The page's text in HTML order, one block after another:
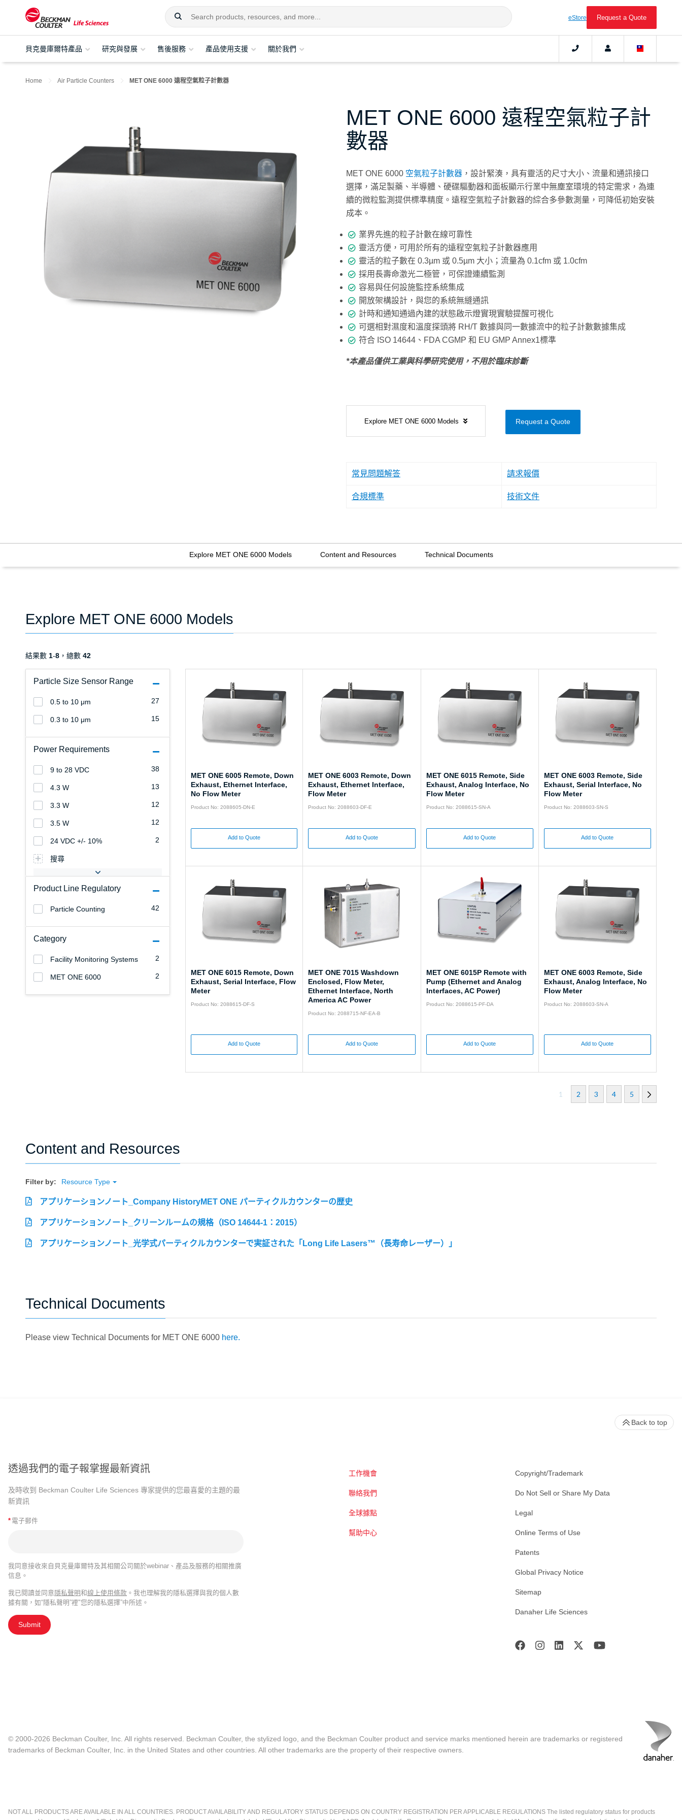
eStore Request a Quote
貝克曼庫爾特產品 研究與發展 售後服務 產品使用支援 關於我們
Home Air Particle Counters MET ONE 6000 遠程空氣粒子計數器
MET ONE 6000 遠程空氣粒子計
數器
MET ONE 6000 空氣粒子計數器 ，設計緊湊，具有靈活的尺寸大小、流量和通訊接口
選擇，滿足製藥、半導體、硬碟驅動器和面板顯示行業中無塵室環境的特定需求，為連
續的微粒監測提供標準精度。遠程空氣粒子計數器的綜合多參數測量，可降低初始安裝
成本。
業界先進的粒子計數在線可靠性
靈活方便，可用於所有的遠程空氣粒子計數器應用
靈活的粒子數在 0.3µm 或 0.5µm 大小；流量為 0.1cfm 或 1.0cfm
採用長壽命激光二極管，可保證連續監測
容易與任何設施監控系統集成
開放架構設計，與您的系統無縫通訊
計時和通知通過內建的狀態啟示燈實現實驗提醒可視化
可選相對濕度和溫度探頭將 RH/T 數據與同一數據流中的粒子計數數據集成
符合 ISO 14644、FDA CGMP 和 EU GMP Annex1標準
*本產品僅供工業與科學研究使用，不用於臨床診斷
Explore MET ONE 6000 Models Request a Quote
常見問題解答 請求報價
合規標準 技術文件
Explore MET ONE 6000 Models Content and Resources Technical Documents
Explore MET ONE 6000 Models
Particle Size Sensor Range
27
0.5 to 10 μm
15
0.3 to 10 μm
Power Requirements
38
9 to 28 VDC
13
4.3 W
12
3.3 W
12
3.5 W
2
24 VDC +/- 10%
搜尋
Product Line Regulatory
42
Particle Counting
Category
2
Facility Monitoring Systems
2
MET ONE 6000
結果數 1-8 ，總數 42
MET ONE 6005 Remote, Down
Exhaust, Ethernet Interface,
No Flow Meter
Product No: 2088605-DN-E
Add to Quote
MET ONE 6003 Remote, Down
Exhaust, Ethernet Interface,
Flow Meter
Product No: 2088603-DF-E
Add to Quote
MET ONE 6015 Remote, Side
Exhaust, Analog Interface, No
Flow Meter
Product No: 2088615-SN-A
Add to Quote
MET ONE 6003 Remote, Side
Exhaust, Serial Interface, No
Flow Meter
Product No: 2088603-SN-S
Add to Quote
MET ONE 6015 Remote, Down
Exhaust, Serial Interface, Flow
Meter
Product No: 2088615-DF-S
Add to Quote
MET ONE 7015 Washdown
Enclosed, Flow Meter,
Ethernet Interface, North
America AC Power
Product No: 2088715-NF-EA-B
Add to Quote
MET ONE 6015P Remote with
Pump (Ethernet and Analog
Interfaces, AC Power)
Product No: 2088615-PF-DA
Add to Quote
MET ONE 6003 Remote, Side
Exhaust, Analog Interface, No
Flow Meter
Product No: 2088603-SN-A
Add to Quote
1 2 3 4 5
Content and Resources
Filter by: Resource Type
アプリケーションノート_Company HistoryMET ONE パーティクルカウンターの歴史
アプリケーションノート_クリーンルームの規格（ISO 14644-1：2015）
アプリケーションノート_光学式パーティクルカウンターで実証された「Long Life Lasers™（長寿命レーザー）」
Technical Documents
Please view Technical Documents for MET ONE 6000 here.
透過我們的電子報掌握最新資訊
及時收到 Beckman Coulter Life Sciences 專家提供的您最喜愛的主題的最
新資訊
* 電子郵件
我同意接收來自貝克曼庫爾特及其相關公司關於webinar、產品及服務的相關推廣
信息。
我已閱讀並同意 隱私聲明和線上使用條款 。我也理解我的隱私選擇與我的個人數
據有關，如“隱私聲明”裡"您的隱私選擇”中所述。
Submit
工作機會
聯絡我們
全球據點
幫助中心
Copyright/Trademark
Do Not Sell or Share My Data
Legal
Online Terms of Use
Patents
Global Privacy Notice
Sitemap
Danaher Life Sciences
Back to top
© 2000-2026 Beckman Coulter, Inc. All rights reserved. Beckman Coulter, the stylized logo, and the Beckman Coulter product and service marks mentioned herein are trademarks or registered
trademarks of Beckman Coulter, Inc. in the United States and other countries. All other trademarks are the property of their respective owners.
NOT ALL PRODUCTS ARE AVAILABLE IN ALL COUNTRIES. PRODUCT AVAILABILITY AND REGULATORY STATUS DEPENDS ON COUNTRY REGISTRATION PER APPLICABLE REGULATIONS The listed regulatory status for products